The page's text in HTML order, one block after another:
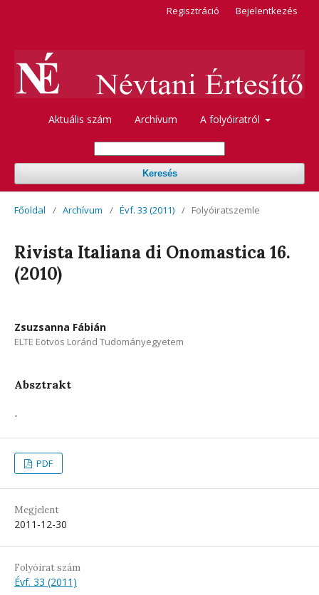
Aktuális szám Archívum A folyóiratról
Keresés
Regisztráció Bejelentkezés
Főoldal / Archívum / Évf. 33 (2011) / Folyóiratszemle
Rivista Italiana di Onomastica 16.
(2010)
Zsuzsanna Fábián
ELTE Eötvös Loránd Tudományegyetem
Absztrakt
-
PDF
Megjelent
2011-12-30
Folyóirat szám
Évf. 33 (2011)